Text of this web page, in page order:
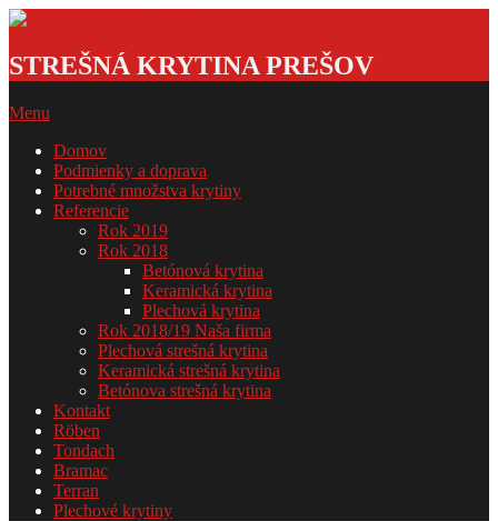
Skip
content
krytina
GSDOM
STREŠNÁ KRYTINA PREŠOV
Primary
Menu
Menu
Domov
Podmienky a doprava
Potrebné množstva krytiny
Referencie
Rok 2019
Rok 2018
Betónová krytina
Keramická krytina
Plechová krytina
Rok 2018/19 Naša firma
Plechová strešná krytina
Keramická strešná krytina
Betónova strešná krytina
Kontakt
Röben
Tondach
Bramac
Terran
Plechové krytiny